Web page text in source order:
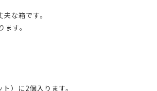
な箱です。
す。
）に2個入ります。